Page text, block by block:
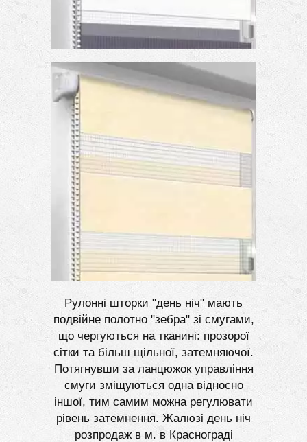
Рулонні шторки "день ніч" мають
подвійне полотно "зебра" зі смугами,
що чергуються на тканині: прозорої
сітки та більш щільної, затемняючої.
Потягнувши за ланцюжок управління
смуги зміщуються одна відносно
іншої, тим самим можна регулювати
рівень затемнення. Жалюзі день ніч
розпродаж в м. в Краснограді